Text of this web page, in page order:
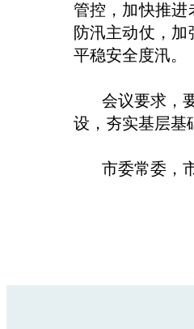
管控，加快推
防汛主动仗，
平稳安全度汛。
会议要求，要
设，夯实基层基
市委常委，市